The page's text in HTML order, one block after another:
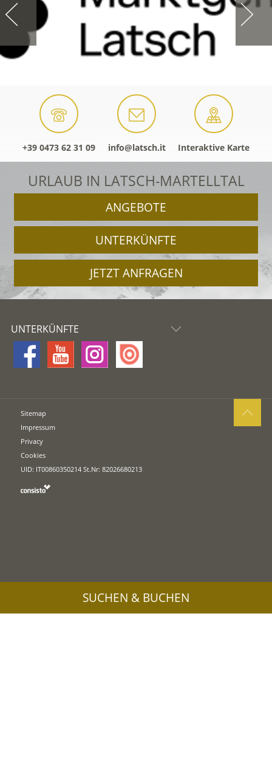
+39 0473 62 31 09 info@latsch.it Interaktive Karte
URLAUB IN LATSCH-MARTELLTAL
ANGEBOTE
UNTERKÜNFTE
JETZT ANFRAGEN
UNTERKÜNFTE
Sitemap
Impressum
Privacy
Cookies
UID: IT00860350214 St.Nr: 82026680213
SUCHEN & BUCHEN